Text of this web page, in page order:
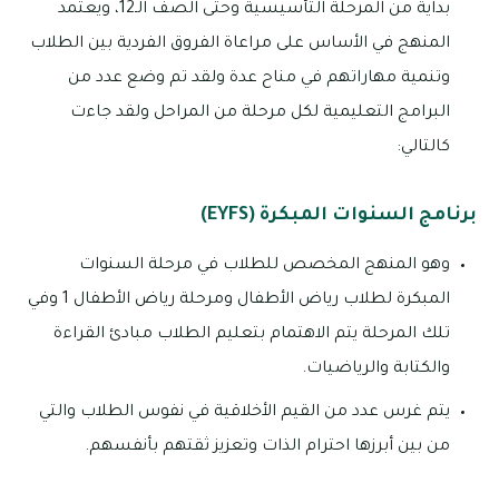
بداية من المرحلة التأسيسية وحتى الصف الـ12، ويعتمد
المنهج في الأساس على مراعاة الفروق الفردية بين الطلاب
وتنمية مهاراتهم في مناح عدة ولقد تم وضع عدد من
البرامج التعليمية لكل مرحلة من المراحل ولقد جاءت
كالتالي:
برنامج السنوات المبكرة (EYFS)
وهو المنهج المخصص للطلاب في مرحلة السنوات
المبكرة لطلاب رياض الأطفال ومرحلة رياض الأطفال 1 وفي
تلك المرحلة يتم الاهتمام بتعليم الطلاب مبادئ القراءة
والكتابة والرياضيات.
يتم غرس عدد من القيم الأخلاقية في نفوس الطلاب والتي
من بين أبرزها احترام الذات وتعزيز ثقتهم بأنفسهم.